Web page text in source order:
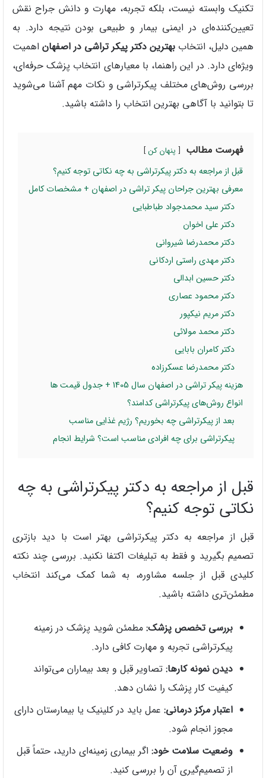
تکنیک وابسته نیست، بلکه تجربه، مهارت و دانش جراح نقش
تعیین‌کننده‌ای در ایمنی بیمار و طبیعی بودن نتیجه دارد. به
همین دلیل، انتخاب بهترین دکتر پیکر تراشی در اصفهان اهمیت
ویژه‌ای دارد. در این راهنما، با معیارهای انتخاب پزشک حرفه‌ای،
بررسی روش‌های مختلف پیکرتراشی و نکات مهم آشنا می‌شوید
تا بتوانید با آگاهی بهترین انتخاب را داشته باشید.
فهرست مطالب پنهان کن
قبل از مراجعه به دکتر پیکرتراشی به چه نکاتی توجه کنیم؟
معرفی بهترین جراحان پیکر تراشی در اصفهان + مشخصات کامل
دکتر سید محمدجواد طباطبایی
دکتر علی اخوان
دکتر محمدرضا شیروانی
دکتر مهدی راستی اردکانی
دکتر حسین ابدالی
دکتر محمود عصاری
دکتر مریم نیکپور
دکتر محمد مولائی
دکتر کامران بابایی
دکتر محمدرضا عسکرزاده
هزینه پیکر تراشی در اصفهان سال 1405 + جدول قیمت ها
انواع روش‌های پیکرتراشی کدامند؟
بعد از پیکرتراشی چه بخوریم؟ رژیم غذایی مناسب
پیکرتراشی برای چه افرادی مناسب است؟ شرایط انجام
قبل از مراجعه به دکتر پیکرتراشی به چه
نکاتی توجه کنیم؟
قبل از مراجعه به دکتر پیکرتراشی بهتر است با دید بازتری
تصمیم بگیرید و فقط به تبلیغات اکتفا نکنید. بررسی چند نکته
کلیدی قبل از جلسه مشاوره، به شما کمک می‌کند انتخاب
مطمئن‌تری داشته باشید.
بررسی تخصص پزشک: مطمئن شوید پزشک در زمینه
پیکرتراشی تجربه و مهارت کافی دارد.
دیدن نمونه‌ کارها: تصاویر قبل و بعد بیماران می‌تواند
کیفیت کار پزشک را نشان دهد.
اعتبار مرکز درمانی: عمل باید در کلینیک یا بیمارستان دارای
مجوز انجام شود.
وضعیت سلامت خود: اگر بیماری زمینه‌ای دارید، حتماً قبل
از تصمیم‌گیری آن را بررسی کنید.